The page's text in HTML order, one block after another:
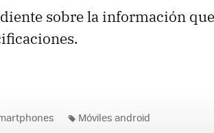
sobre la información
Móviles android